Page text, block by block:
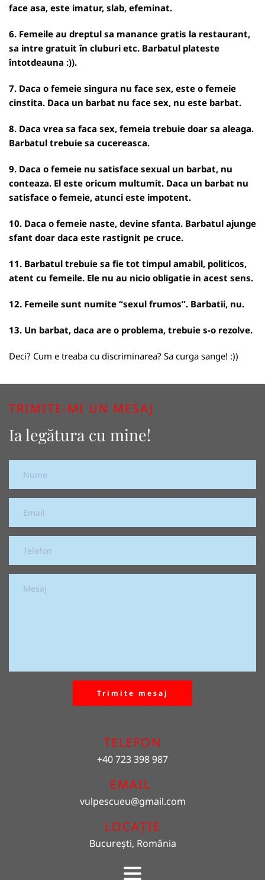
face asa, este imatur, slab, efeminat.
6. Femeile au dreptul sa manance gratis la restaurant,
sa intre gratuit în cluburi etc. Barbatul plateste
întotdeauna :)).
7. Daca o femeie singura nu face sex, este o femeie
cinstita. Daca un barbat nu face sex, nu este barbat.
8. Daca vrea sa faca sex, femeia trebuie doar sa aleaga.
Barbatul trebuie sa cucereasca.
9. Daca o femeie nu satisface sexual un barbat, nu
conteaza. El este oricum multumit. Daca un barbat nu
satisface o femeie, atunci este impotent.
10. Daca o femeie naste, devine sfanta. Barbatul ajunge
sfant doar daca este rastignit pe cruce.
11. Barbatul trebuie sa fie tot timpul amabil, politicos,
atent cu femeile. Ele nu au nicio obligatie in acest sens.
12. Femeile sunt numite “sexul frumos”. Barbatii, nu.
13. Un barbat, daca are o problema, trebuie s-o rezolve.
Deci? Cum e treaba cu discriminarea? Sa curga sange! :))
TRIMITE-MI UN MESAJ
Ia legătura cu mine!
Trimite mesaj
TELEFON
+40 723 398 987
EMAIL
vulpescueu@gmail.com
LOCAȚIE
București, România